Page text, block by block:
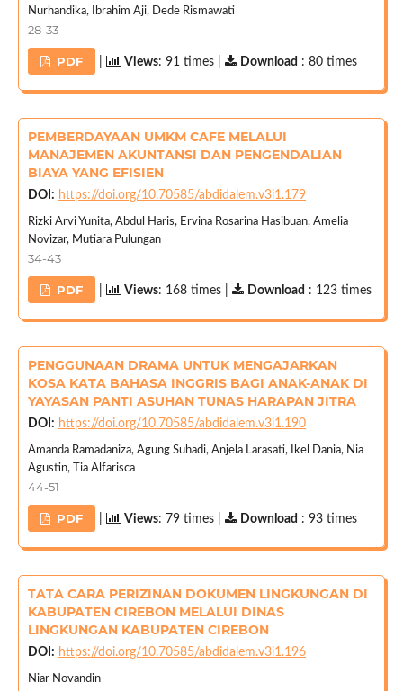
Nurhandika, Ibrahim Aji, Dede Rismawati
28-33
PDF Views: 91 times | Download : 80 times
PEMBERDAYAAN UMKM CAFE MELALUI
MANAJEMEN AKUNTANSI DAN PENGENDALIAN
BIAYA YANG EFISIEN
DOI: https://doi.org/10.70585/abdidalem.v3i1.179
Rizki Arvi Yunita, Abdul Haris, Ervina Rosarina Hasibuan, Amelia
Novizar, Mutiara Pulungan
34-43
PDF Views: 168 times | Download : 123 times
PENGGUNAAN DRAMA UNTUK MENGAJARKAN
KOSA KATA BAHASA INGGRIS BAGI ANAK-ANAK DI
YAYASAN PANTI ASUHAN TUNAS HARAPAN JITRA
DOI: https://doi.org/10.70585/abdidalem.v3i1.190
Amanda Ramadaniza, Agung Suhadi, Anjela Larasati, Ikel Dania, Nia
Agustin, Tia Alfarisca
44-51
PDF Views: 79 times | Download : 93 times
TATA CARA PERIZINAN DOKUMEN LINGKUNGAN DI
KABUPATEN CIREBON MELALUI DINAS
LINGKUNGAN KABUPATEN CIREBON
DOI: https://doi.org/10.70585/abdidalem.v3i1.196
Niar Novandin